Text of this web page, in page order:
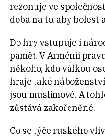
rezonuje ve
doba na to, aby bolest
Do hry vstupuje i
paměť. V Arménii
někoho, kdo válkou
hraje také
jsou muslimové. A
zůstává zakořeněné.
Co se týče ruského